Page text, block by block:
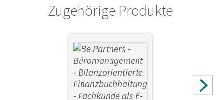
Zugehörige Produkte